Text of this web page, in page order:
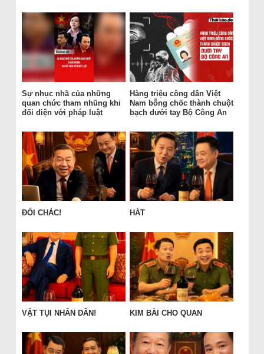
Sự nhục nhã của những
quan chức tham nhũng khi
đối diện với pháp luật
Hàng triệu công dân Việt
Nam bỗng chốc thành chuột
bạch dưới tay Bộ Công An
ĐỔI CHÁC! HÁT
VẶT TỤI NHÂN DÂN! KIM BÀI CHO QUAN